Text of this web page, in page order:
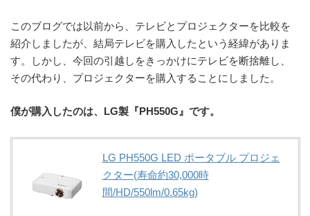
このブログでは以前から、テレビとプロジェクターを比較を
紹介しましたが、結局テレビを購入したという経緯がありま
す。しかし、今回の引越しをきっかけにテレビを断捨離し、
その代わり、プロジェクターを購入することにしました。
僕が購入したのは、LG製『PH550G』です。
LG PH550G LED ポータブル プロジェ
クター(寿命約30,000時
間/HD/550lm/0.65kg)